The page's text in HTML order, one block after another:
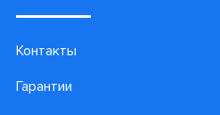
Контакты
Гарантии